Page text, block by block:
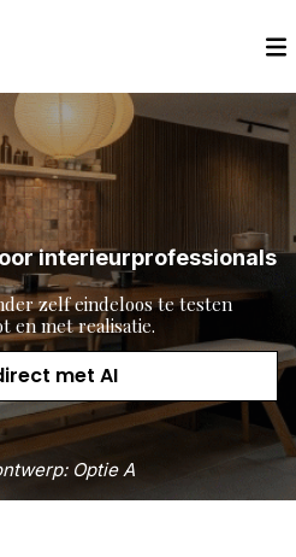
interieurprofessionals
zelf eindeloos te testen
en met realisatie.
met AI
Optie A